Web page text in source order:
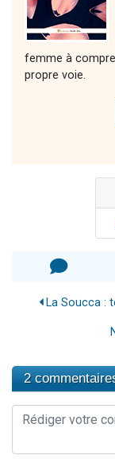
femme à
propre voie.
La Soucca :
2